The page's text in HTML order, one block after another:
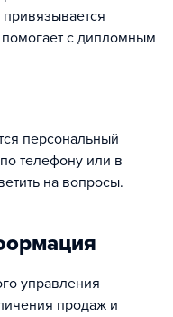
с дипломным
телефону или в
на вопросы.
управления
продаж и